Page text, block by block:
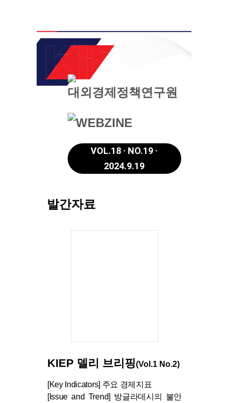
VOL.18 · NO.19 ·
2024.9.19
발간자료
KIEP 델리 브리핑(Vol.1 No.2)
[Key Indicators] 주요 경제지표
[Issue and Trend] 방글라데시의 불안